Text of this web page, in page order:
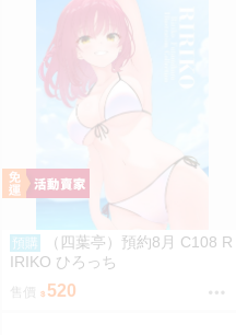
預購
（四葉亭）預約8月 C108 R
IRIKO ひろっち
售價 520